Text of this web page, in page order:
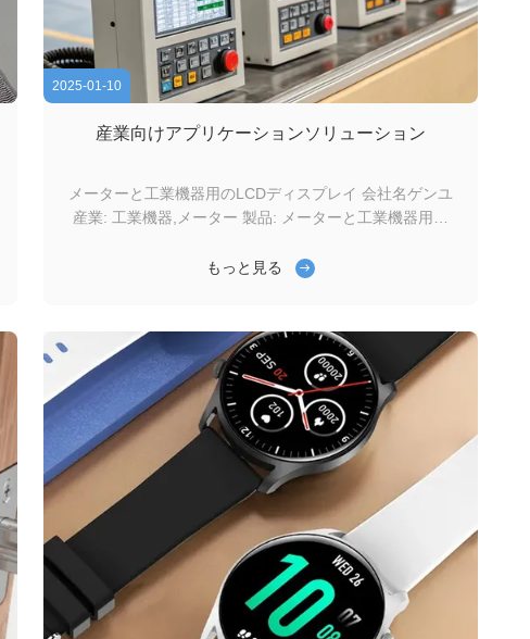
2025-01-10
産業向けアプリケーションソリューション
メーターと工業機器用のLCDディスプレイ 会社名ゲンユ
産業: 工業機器,メーター 製品: メーターと工業機器用の
表示,使いやすさ,厳しい作業環境での長寿を保証する信頼
や機器で使用するのに理想的な高品質のLCDディスプレイ
を提供します. 私たちのディスプレイは,優れた読みやすさ,
耐久性,エネルギー効率産業用アプリケーションの独特のニ
ーズに合わせた ジェニューのLCDパネルは,様々な産業用
アプリケーションのために正確なリアルタイムデータ...
もっと見る